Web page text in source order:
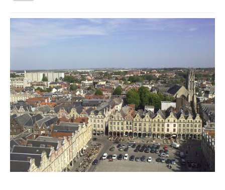
la
Vous êtes ici :
Accueil
Animations et éducation
Accompagnement du territoire et ingénierie
Espace Info Energie
Guide Nature Patrimoine Volontaire (GNPV)
Centre de Ressources du Territoire (CRT)
Contact